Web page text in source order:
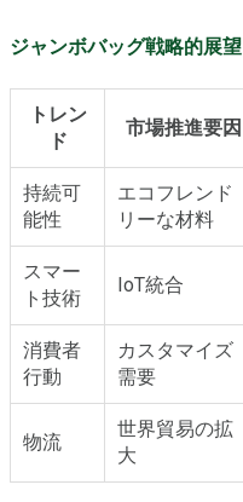
ジャンボバッグ戦略的展望
トレン
ド
市場推進要因
持続可
能性
エコフレンド
リーな材料
スマー
ト技術
IoT統合
消費者
行動
カスタマイズ
需要
物流
世界貿易の拡
大